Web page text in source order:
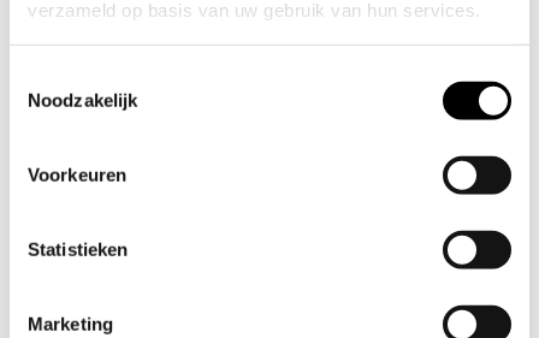
verzameld op basis van uw gebruik van hun services.
Door op ‘Alles toestaan’ te klikken, ga je akkoord met het
. Je kunt je toestemming op elk
moment wijzigen of intrekken door middel van de
die uw gegevens
Noodzakelijk
Voorkeuren
Statistieken
Marketing
Kom eens langs in één van onze